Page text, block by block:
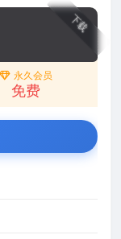
下载
永久会员
免费